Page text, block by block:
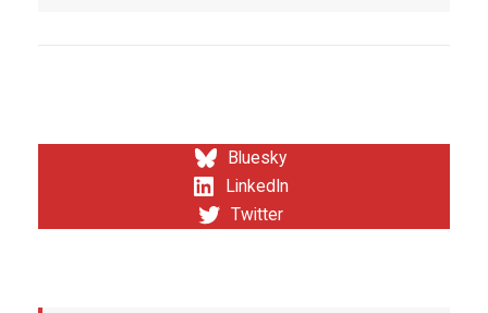
Bluesky
LinkedIn
Twitter